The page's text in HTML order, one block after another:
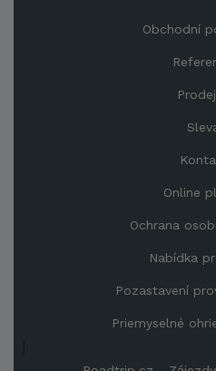
Obchodní
Online
Ochrana
Nabídka
Pozastavení
Priemyselné